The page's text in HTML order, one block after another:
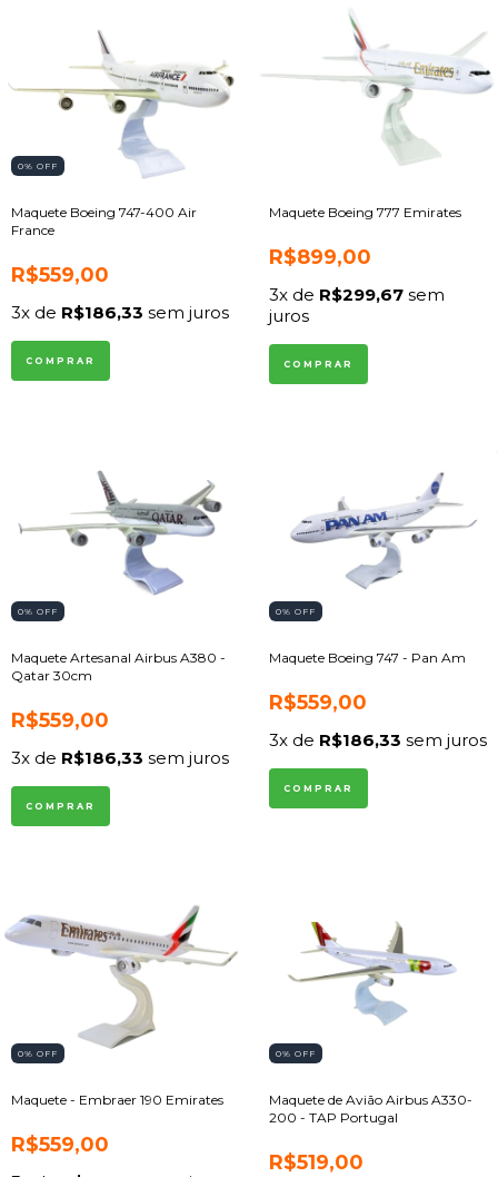
0% OFF
Maquete Boeing 747-400 Air
France
R$559,00
3x de R$186,33 sem juros
Maquete Boeing 777 Emirates
R$899,00
3x de R$299,67sem
juros
0% OFF
Maquete Artesanal Airbus A380 -
Qatar 30cm
R$559,00
3x de R$186,33 sem juros
0% OFF
Maquete Boeing 747 - Pan Am
R$559,00
3x de R$186,33 sem juros
0% OFF
Maquete - Embraer 190 Emirates
R$559,00
0% OFF
Maquete de Avião Airbus A330-
200 - TAP Portugal
R$519,00